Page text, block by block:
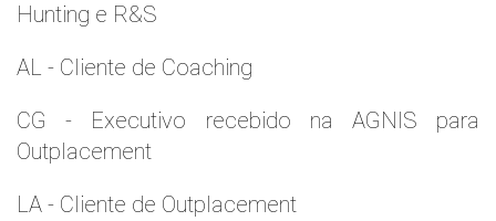
Hunting e R&S
AL - Cliente de Coaching
CG - Executivo recebido na AGNIS para
Outplacement
LA - Cliente de Outplacement